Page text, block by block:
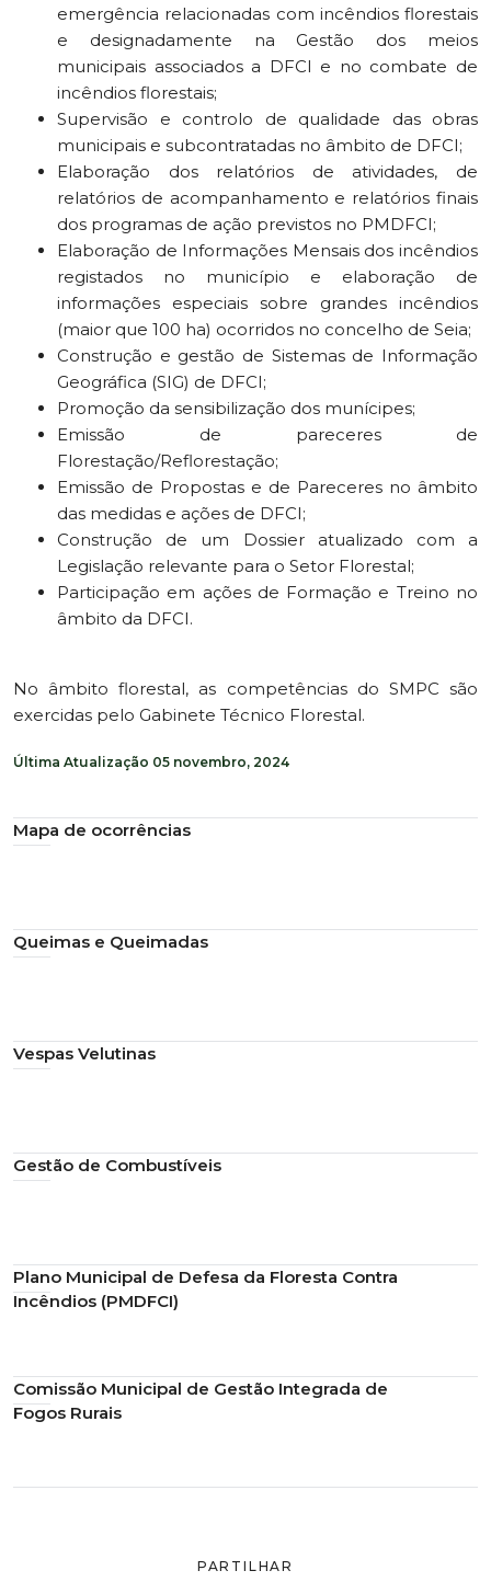
emergência relacionadas com incêndios florestais
e designadamente na Gestão dos meios
municipais associados a DFCI e no combate de
incêndios florestais;
Supervisão e controlo de qualidade das obras
municipais e subcontratadas no âmbito de DFCI;
Elaboração dos relatórios de atividades, de
relatórios de acompanhamento e relatórios finais
dos programas de ação previstos no PMDFCI;
Elaboração de Informações Mensais dos incêndios
registados no município e elaboração de
informações especiais sobre grandes incêndios
(maior que 100 ha) ocorridos no concelho de Seia;
Construção e gestão de Sistemas de Informação
Geográfica (SIG) de DFCI;
Promoção da sensibilização dos munícipes;
Emissão de pareceres de
Florestação/Reflorestação;
Emissão de Propostas e de Pareceres no âmbito
das medidas e ações de DFCI;
Construção de um Dossier atualizado com a
Legislação relevante para o Setor Florestal;
Participação em ações de Formação e Treino no
âmbito da DFCI.
No âmbito florestal, as competências do SMPC são
exercidas pelo Gabinete Técnico Florestal.
Última Atualização 05 novembro, 2024
Mapa de ocorrências
Queimas e Queimadas
Vespas Velutinas
Gestão de Combustíveis
Plano Municipal de Defesa da Floresta Contra
Incêndios (PMDFCI)
Comissão Municipal de Gestão Integrada de
Fogos Rurais
PARTILHAR